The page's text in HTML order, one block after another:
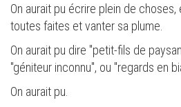
On aurait pu écrire plein de
toutes faites et vanter sa plume.
On aurait pu dire "petit-fils de
"géniteur inconnu", ou "regards en
On aurait pu.